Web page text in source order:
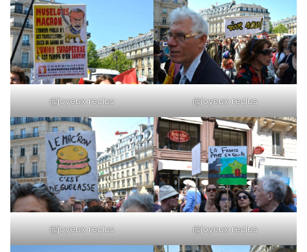
@joyeux reclus @joyeux reclus
@joyeux reclus @joyeux reclus